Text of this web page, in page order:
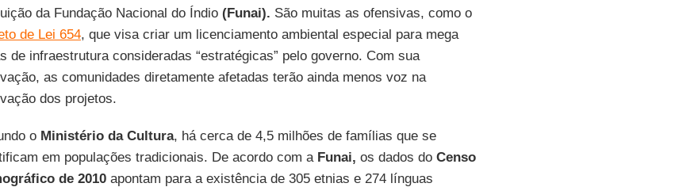
da Fundação Nacional do Índio (Funai). São muitas as ofensivas, como o
de Lei 654, que visa criar um licenciamento ambiental especial para mega
de infraestrutura consideradas “estratégicas” pelo governo. Com sua
as comunidades diretamente afetadas terão ainda menos voz na
dos projetos.
o Ministério da Cultura, há cerca de 4,5 milhões de famílias que se
em populações tradicionais. De acordo com a Funai, os dados do Censo
de 2010apontam para a existência de 305 etnias e 274 línguas